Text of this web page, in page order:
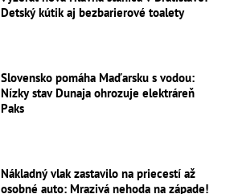
Detský kútik aj bezbarierové toalety
Slovensko pomáha Maďarsku s vodou:
Nízky stav Dunaja ohrozuje elektráreň
Paks
Nákladný vlak zastavilo na priecestí až
osobné auto: Mrazivá nehoda na západe!